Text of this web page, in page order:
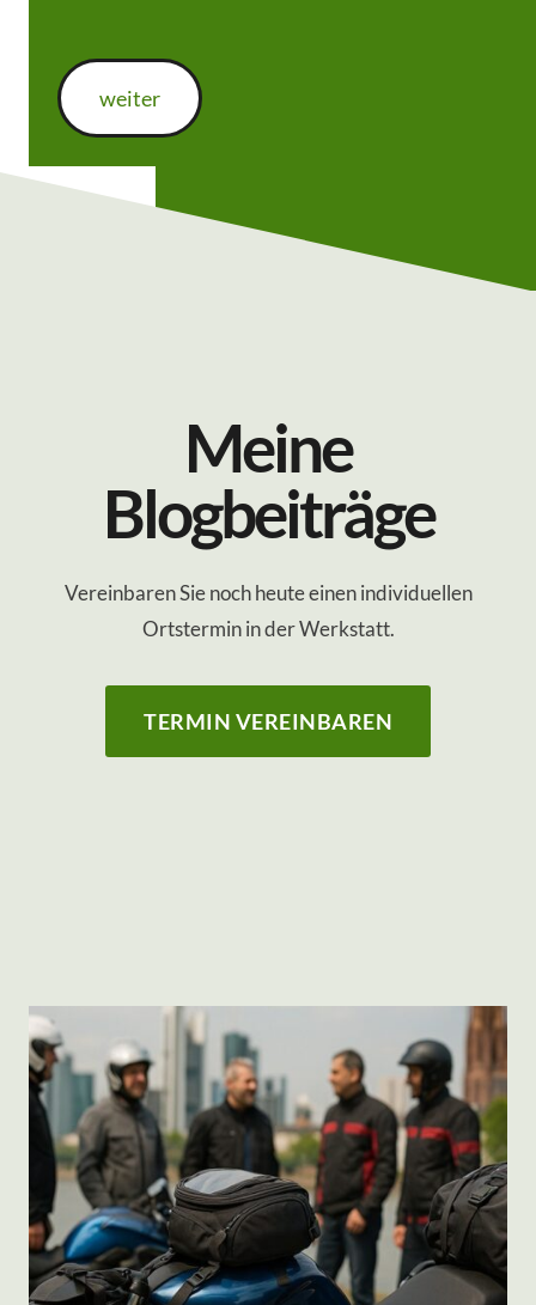
weiter
Meine
Blogbeiträge
Vereinbaren Sie noch heute einen individuellen
Ortstermin in der Werkstatt.
TERMIN VEREINBAREN